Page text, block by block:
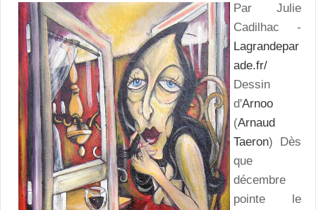
Par Julie
Cadilhac -
Lagrandepar
ade.fr/
Dessin
d'Arnoo
(Arnaud
Taeron) Dès
que
décembre
pointe le